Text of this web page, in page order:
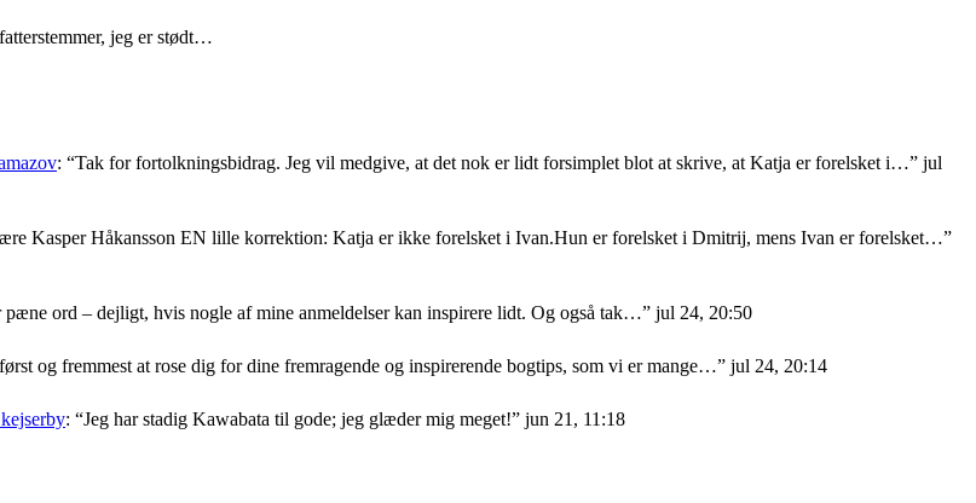
jeg er stødt…
: “Tak for fortolkningsbidrag. Jeg vil medgive, at det nok er lidt forsimplet blot at skrive, at Katja er forelsket i…” jul
Kasper Håkansson EN lille korrektion: Katja er ikke forelsket i Ivan.Hun er forelsket i Dmitrij, mens Ivan er forelsket…”
ord – dejligt, hvis nogle af mine anmeldelser kan inspirere lidt. Og også tak…” jul 24, 20:50
og fremmest at rose dig for dine fremragende og inspirerende bogtips, som vi er mange…” jul 24, 20:14
: “Jeg har stadig Kawabata til gode; jeg glæder mig meget!” jun 21, 11:18